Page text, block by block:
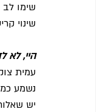
שימו לב
שינוי
היי, לא
עמית
נשמע
יש